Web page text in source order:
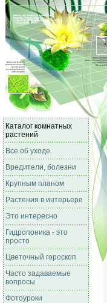
Каталог комнатных
растений
Все об уходе
Вредители, болезни
Крупным планом
Растения в интерьере
Это интересно
Гидропоника - это
просто
Цветочный гороскоп
Часто задаваемые
вопросы
Фотоуроки